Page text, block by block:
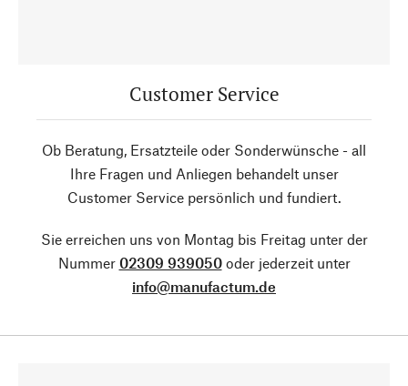
Customer Service
Ob Beratung, Ersatzteile oder Sonderwünsche - all
Ihre Fragen und Anliegen behandelt unser
Customer Service persönlich und fundiert.
Sie erreichen uns von Montag bis Freitag unter der
Nummer 02309 939050oder jederzeit unter
info@manufactum.de